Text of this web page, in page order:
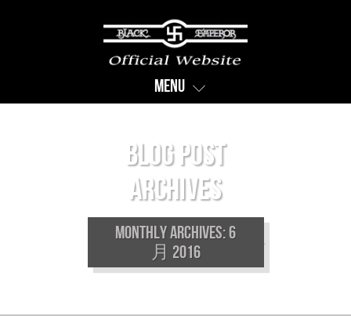
Menu
Blog Post
Archives
Monthly Archives: 6
月 2016